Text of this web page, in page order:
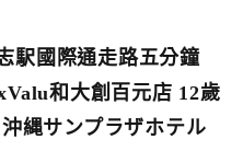
駅國際通走路五分鐘
和大創百元店 12歲
縄サンプラザホテル